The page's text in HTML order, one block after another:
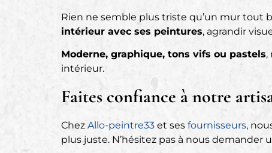
Rien ne semble plus triste qu’un mur tout
intérieur avec ses peintures, agrandir
Moderne, graphique, tons vifs ou pastels,
intérieur.
Faites confiance à notre
Chez Allo-peintre33 et ses fournisseurs,
plus juste. N’hésitez pas à nous demander